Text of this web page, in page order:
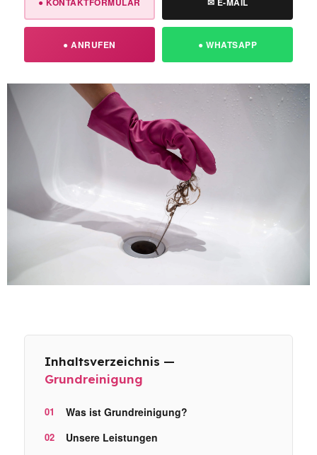
● ANRUFEN ● WHATSAPP
Inhaltsverzeichnis —
Grundreinigung
Was ist Grundreinigung?
Unsere Leistungen